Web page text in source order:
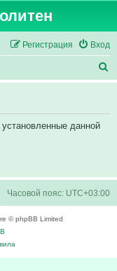
Вход
Регистрация
о
данной
Часовой пояс: UTC+03:00
© phpBB Limited